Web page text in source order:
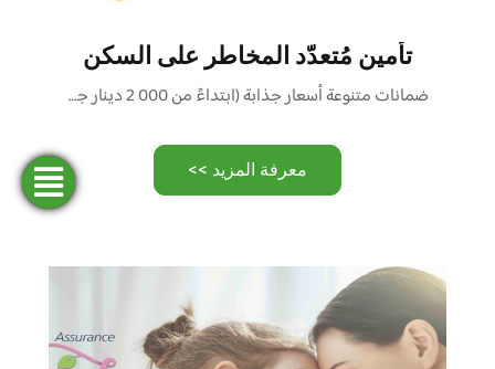
تأمين مُتعدّد المخاطر على السكن
ضمانات متنوعة أسعار جذابة (ابتداءً من 000 2 دينار جزائري/ …
معرفة المزيد >>
ابحث
عن وكالة
طلب
تمويل
المحاكاة
فتح
حساب